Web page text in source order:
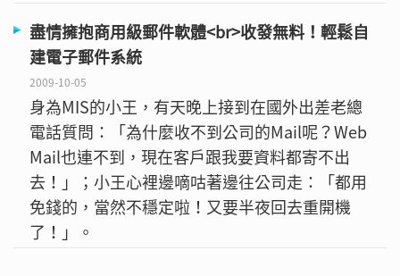
盡情擁抱商用級郵件軟體<br>收發無料！輕鬆自
建電子郵件系統
2009-10-05
身為MIS的小王，有天晚上接到在國外出差老總
電話質問：「為什麼收不到公司的Mail呢？Web
Mail也連不到，現在客戶跟我要資料都寄不出
去！」；小王心裡邊嘀咕著邊往公司走：「都用
免錢的，當然不穩定啦！又要半夜回去重開機
了！」。